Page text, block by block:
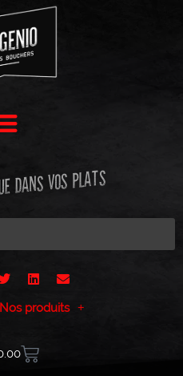
DANS VOS PLATS
Nos produits